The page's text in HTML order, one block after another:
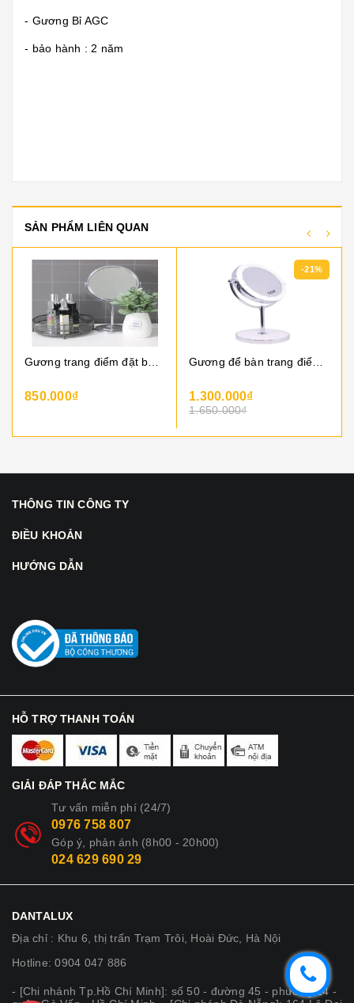
- Gương Bỉ AGC
- bảo hành : 2 năm
SẢN PHẨM LIÊN QUAN
850.000₫
-21%
1.300.000₫
1.650.000₫
THÔNG TIN CÔNG TY
ĐIỀU KHOẢN
HƯỚNG DẪN
HỖ TRỢ THANH TOÁN
GIẢI ĐÁP THẮC MẮC
Tư vấn miễn phí (24/7)
0976 758 807
Góp ý, phản ánh (8h00 - 20h00)
024 629 690 29
DANTALUX
Địa chỉ : Khu 6, thị trấn Trạm Trôi, Hoài Đức, Hà Nội
Hotline: 0904 047 886
- [Chi nhánh Tp.Hồ Chí Minh]: số 50 - đường 45 - phường 14 -